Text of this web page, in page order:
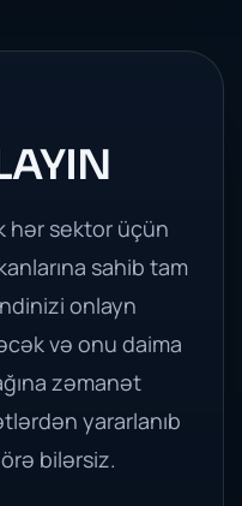
hər sektor üçün
sahib tam
onlayn
və onu daima
zəmanət
yararlanıb
bilərsiz.